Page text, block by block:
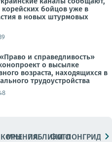
корейских бойцов уже в
в новых штурмовых
и справедливость»
о высылке
возраста, находящихся в
трудоустройства
МНЕНИЯПАБЛИКИ
ФОТОЛОНГРИДЫ